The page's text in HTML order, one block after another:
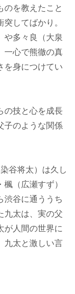
のを教えたこと
してばかり。
や多々良（大泉
一心で熊徹の真
を身につけてい
の技と心を成長
子のような関係
谷将太）は久し
（広瀬すず）
渋谷に通ううち
九太は、実の父
が人間の世界に
九太と激しい言